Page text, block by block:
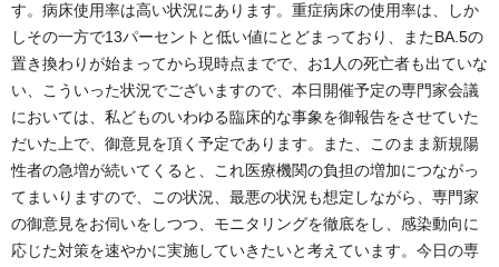
す。病床使用率は高い状況にあります。重症病床の使用率は、しか
しその一方で13パーセントと低い値にとどまっており、またBA.5の
置き換わりが始まってから現時点までで、お1人の死亡者も出ていな
い、こういった状況でございますので、本日開催予定の専門家会議
においては、私どものいわゆる臨床的な事象を御報告をさせていた
だいた上で、御意見を頂く予定であります。また、このまま新規陽
性者の急増が続いてくると、これ医療機関の負担の増加につながっ
てまいりますので、この状況、最悪の状況も想定しながら、専門家
の御意見をお伺いをしつつ、モニタリングを徹底をし、感染動向に
応じた対策を速やかに実施していきたいと考えています。今日の専